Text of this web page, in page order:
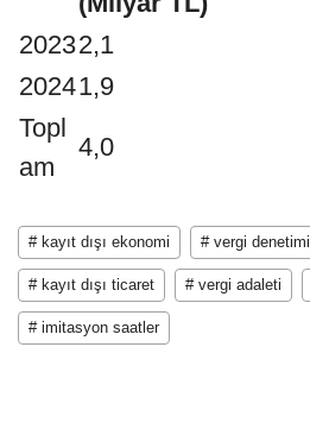
20232,1
20241,9
Topl
am
4,0
# kayıt dışı ekonomi # vergi denetimi
# kayıt dışı ticaret # vergi adaleti
# imitasyon saatler